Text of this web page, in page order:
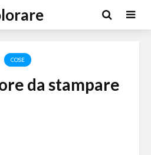
COSE
da stampare